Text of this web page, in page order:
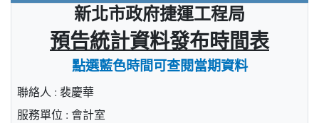
新北市政府捷運工程局
預告統計資料發布時間表
點選藍色時間可查閱當期資料
聯絡人 : 裴慶華
服務單位 : 會計室